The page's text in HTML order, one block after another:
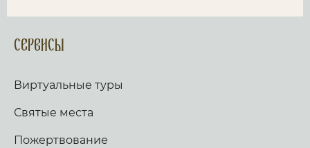
Сервисы
Виртуальные туры
Святые места
Пожертвование